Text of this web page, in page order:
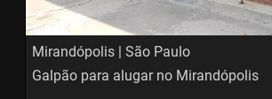
Mirandópolis | São Paulo
Galpão para alugar no Mirandópolis